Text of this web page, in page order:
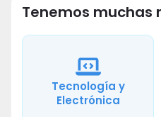
Tenemos muchas
Tecnología y
Electrónica